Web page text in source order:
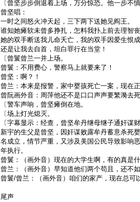
〔曾坚步步倒退着上场，万分惊恐。他一步不
曾坚唱：
一时之间怒火冲天起，三下两下送她见阎王。
谁知她瘫软未曾多挣扎，怎料我扑上前去理智
她的双手断送我儿命夭亡，我的双手因爱生恨
还是让我去自首，坦白罪行在当堂！
〔曾鬟曾兰一并上场。
曾鬟：不用费心，警察马上就要来了！
曾坚：啊？！
曾兰：本来是报警，家中婴孩死亡一案，现在
曾阮画外音：周萍他还不是口口声声要繁漪去
〔警车声响，曾坚瘫倒在地。
〔场上灯光熄灭。
〔字幕显示：经查，曾坚牟丹继母继子通奸
新宇的生父是曾坚，因奸谋败露牟丹蓄意杀死
名成立，情节严重，又涉及美国公民导致影响
年执行。
曾鬟：（画外音）现在的大学生啊，有的真是
曾兰：（画外音）早知道他们两个苟且，还不
曾鬟/曾兰：（画外音）咱们的家产，现在总可
尾声